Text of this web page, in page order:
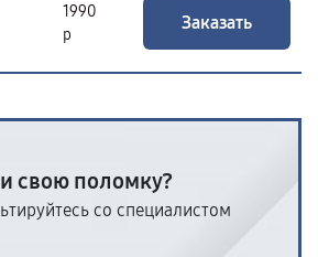
1990
р
Заказать
свою поломку?
со специалистом